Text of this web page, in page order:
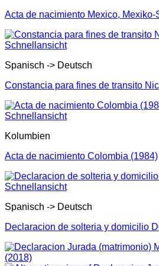
Acta de nacimiento Mexico, Mexiko-
Schnellansicht
Spanisch -> Deutsch
Constancia para fines de transito
Schnellansicht
Kolumbien
Acta de nacimiento Colombia (1984)
Schnellansicht
Spanisch -> Deutsch
Declaracion de solteria y domicilio